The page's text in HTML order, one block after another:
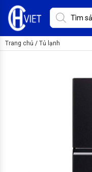
Trang chủ / Tủ lạnh